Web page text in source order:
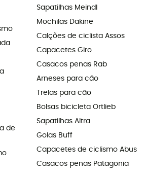
de
Sapatilhas Meindl
Mochilas Dakine
Calções de ciclista Assos
Capacetes Giro
Casacos penas Rab
Arneses para cão
Trelas para cão
Bolsas bicicleta Ortlieb
Sapatilhas Altra
Golas Buff
Capacetes de ciclismo Abus
Casacos penas Patagonia